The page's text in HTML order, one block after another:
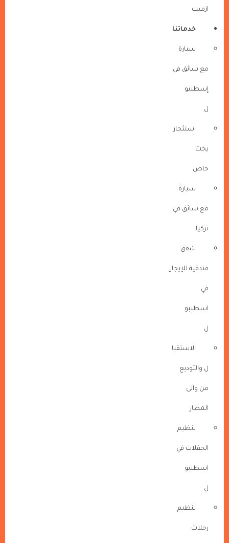
ازميت
خدماتنا
سيارة
مع سائق في
إسطنبو
ل
استئجار
يخت
خاص
سيارة
مع سائق في
تركيا
شقق
فندقية للإيجار
في
اسطنبو
ل
الاستقبا
ل والتوديع
من والى
المطار
تنظيم
الحفلات في
اسطنبو
ل
تنظيم
رحلات